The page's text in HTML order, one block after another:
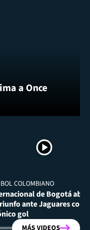
a Once
COLOMBIANO
de Bogotá
ante Jaguares con
gol
MÁS VIDEOS